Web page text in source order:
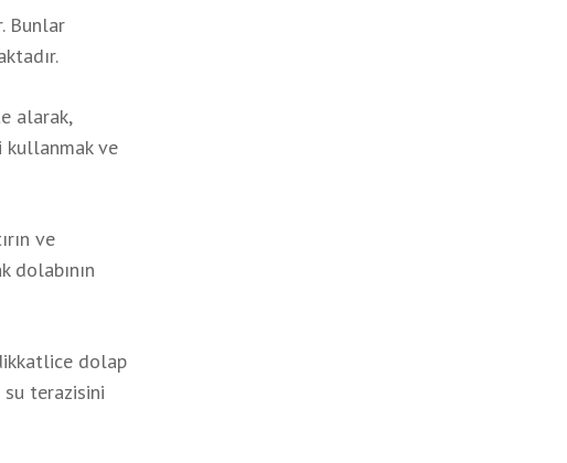
Bunlar
alarak,
kullanmak ve
ve
dolabının
dikkatlice dolap
terazisini